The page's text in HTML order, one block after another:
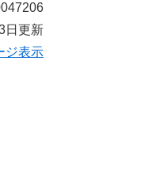
日更新
ジ表示